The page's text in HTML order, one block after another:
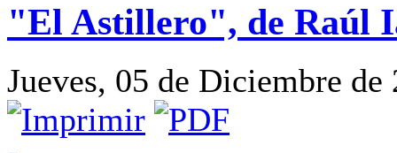
"El Astillero", de Raúl
Jueves, 05 de Diciembre de